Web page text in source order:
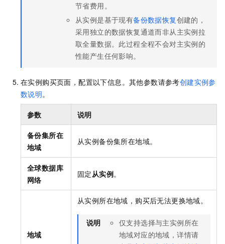
节省费用。
从实例是基于现有备份数据恢复创建的，
采用独立的数据恢复通道而非从主实例拉
取全量数据。此过程全程不会对主实例的
性能产生任何影响。
在实例购买页面，配置以下信息。其他参数请参考创建实例参
数说明。
参数 说明
备份集所在
地域
从实例备份集所在地域。
全球数据库
网络
固定从实例。
地域
从实例所在地域，购买后无法更换地域。
说明
仅支持选择与主实例所在
地域对应的地域，详情请